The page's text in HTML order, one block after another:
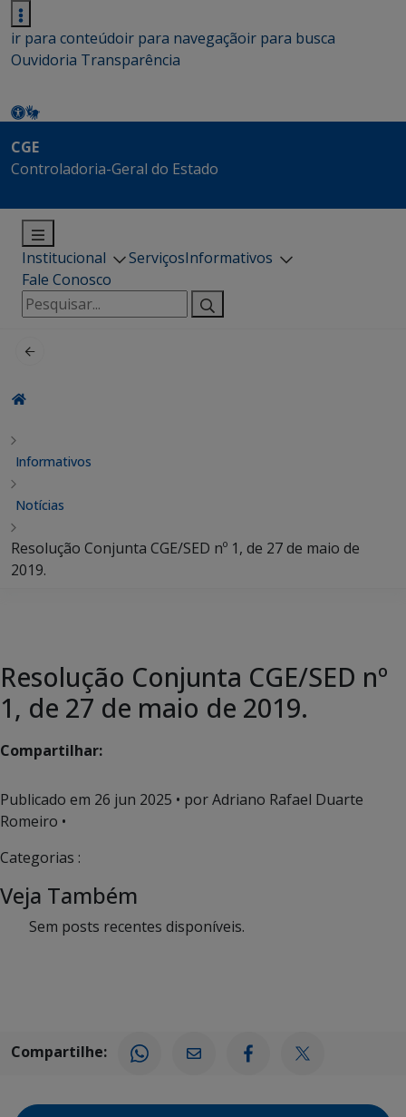
ir para conteúdoir para navegaçãoir para busca
Ouvidoria Transparência
CGE
Controladoria-Geral do Estado
Institucional ServiçosInformativos
Fale Conosco
Pesquisar
por:
Informativos
Notícias
Resolução Conjunta CGE/SED nº 1, de 27 de maio de
2019.
Resolução Conjunta CGE/SED nº
1, de 27 de maio de 2019.
Compartilhar:
Publicado em 26 jun 2025 • por Adriano Rafael Duarte
Romeiro •
Categorias :
Veja Também
Sem posts recentes disponíveis.
Compartilhe: